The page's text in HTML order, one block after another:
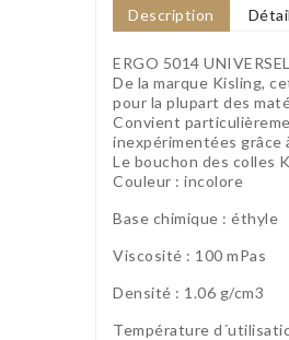
Description
ERGO 5014
De la marque Kisling,
pour la plupart des
Convient
inexpérimentées grâce
Le bouchon des colles
Couleur : incolore
Base chimique : éthyle
Viscosité : 100 mPas
Densité : 1.06 g/cm3
Température